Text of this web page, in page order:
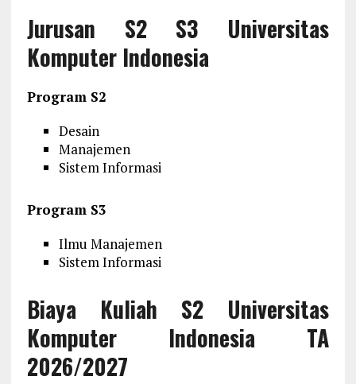
Jurusan S2 S3 Universitas
Komputer Indonesia
Program S2
Desain
Manajemen
Sistem Informasi
Program S3
Ilmu Manajemen
Sistem Informasi
Biaya Kuliah S2 Universitas
Komputer Indonesia TA
2026/2027